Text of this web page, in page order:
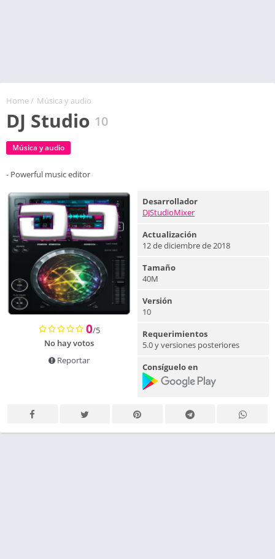
Home/ Música y audio
DJ Studio 10
Música y audio
- Powerful music editor
0/5
No hay votos
Reportar
Desarrollador
DJStudioMixer
Actualización
12 de diciembre de 2018
Tamaño
40M
Versión
10
Requerimientos
5.0 y versiones posteriores
Consíguelo en